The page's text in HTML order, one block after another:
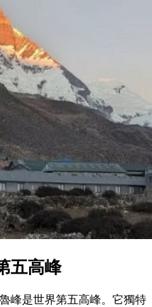
五高峰
峰是世界第五高峰。它獨特